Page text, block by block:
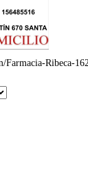
Farmacia-Ribeca-